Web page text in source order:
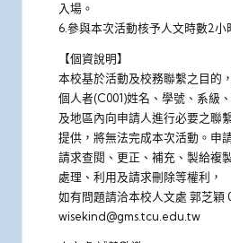
入場。
6.參與本次活動核予人文時數2小
【個資說明】
本校基於活動及校務聯繫之目的
個人者(C001)姓名、學號、系級
及地區內向申請人進行必要之聯
提供，將無法完成本次活動。申
請求查閱、更正、補充、製給複
處理、利用及請求刪除等權利，
如有問題請洽本校人文處 郭芝穎
wisekind@gms.tcu.edu.tw